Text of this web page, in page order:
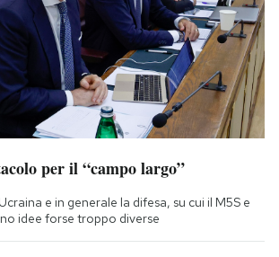
per il “campo largo”
e in generale la difesa, su cui il M5S e
idee forse troppo diverse